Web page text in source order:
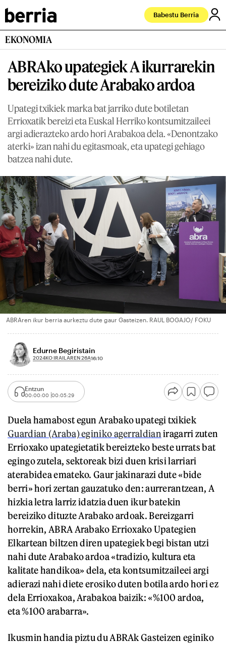
Babestu Berria
EKONOMIA
ABRAko upategiek A ikurrarekin
bereiziko dute Arabako ardoa
Upategi txikiek marka bat jarriko dute botiletan
Errioxatik bereizi eta Euskal Herriko kontsumitzaileei
argi adierazteko ardo hori Arabakoa dela. «Denontzako
aterki» izan nahi du egitasmoak, eta upategi gehiago
batzea nahi dute.
ABRAren ikur berria aurkeztu dute gaur Gasteizen. RAUL BOGAJO/ FOKU
Edurne Begiristain
2024KO IRAILAREN 26A16:10
Entzun
00:00:00 00:05:29
Duela hamabost egun Arabako upategi txikiek
Guardian (Araba) eginiko agerraldianiragarri zuten
Errioxako upategietatik bereizteko beste urrats bat
egingo zutela, sektoreak bizi duen krisi larriari
aterabidea emateko. Gaur jakinarazi dute «bide
berri» hori zertan gauzatuko den: aurrerantzean, A
hizkia letra larriz idatzia duen ikur batekin
bereiziko dituzte Arabako ardoak. Bereizgarri
horrekin, ABRA Arabako Errioxako Upategien
Elkartean biltzen diren upategiek begi bistan utzi
nahi dute Arabako ardoa «tradizio, kultura eta
kalitate handikoa» dela, eta kontsumitzaileei argi
adierazi nahi diete erosiko duten botila ardo hori ez
dela Errioxakoa, Arabakoa baizik: «%100 ardoa,
eta %100 arabarra».
Ikusmin handia piztu du ABRAk Gasteizen eginiko